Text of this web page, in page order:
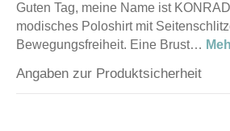
Guten Tag, meine Name ist
modisches Poloshirt mit
Bewegungsfreiheit. Eine Brust…
Angaben zur Produktsicherheit